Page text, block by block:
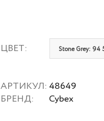
ЦВЕТ: Stone Grey: 94
АРТИКУЛ:
БРЕНД:
48649
Cybex